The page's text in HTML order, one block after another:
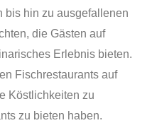
bis hin zu ausgefallenen
die Gästen auf
Erlebnis bieten.
Fischrestaurants auf
Köstlichkeiten zu
zu bieten haben.